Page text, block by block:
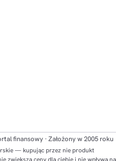
finansowy · Założony w 2005 roku
— kupując przez nie produkt
zwiększa ceny dla ciebie i nie wpływa na